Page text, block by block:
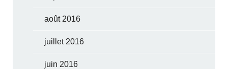
août 2016
juillet 2016
juin 2016